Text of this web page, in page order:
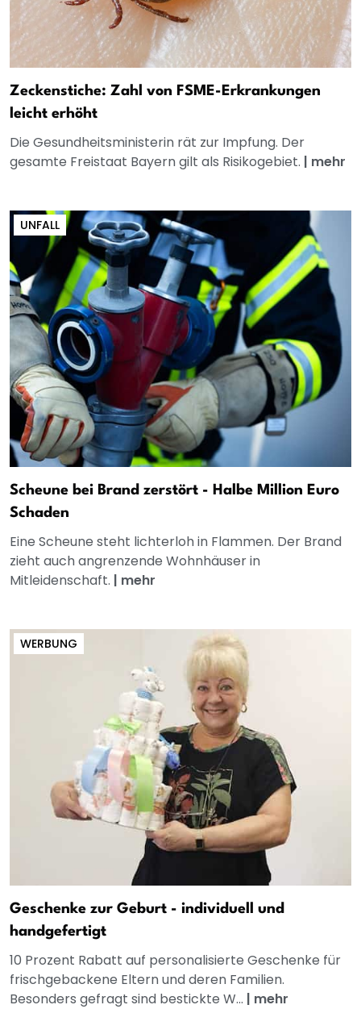
Zeckenstiche: Zahl von FSME-Erkrankungen
leicht erhöht
Die Gesundheitsministerin rät zur Impfung. Der
gesamte Freistaat Bayern gilt als Risikogebiet. | mehr
UNFALL
Scheune bei Brand zerstört - Halbe Million Euro
Schaden
Eine Scheune steht lichterloh in Flammen. Der Brand
zieht auch angrenzende Wohnhäuser in
Mitleidenschaft. | mehr
WERBUNG
Geschenke zur Geburt - individuell und
handgefertigt
10 Prozent Rabatt auf personalisierte Geschenke für
frischgebackene Eltern und deren Familien.
Besonders gefragt sind bestickte W... | mehr